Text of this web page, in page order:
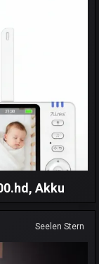
Akku
Seelen Stern